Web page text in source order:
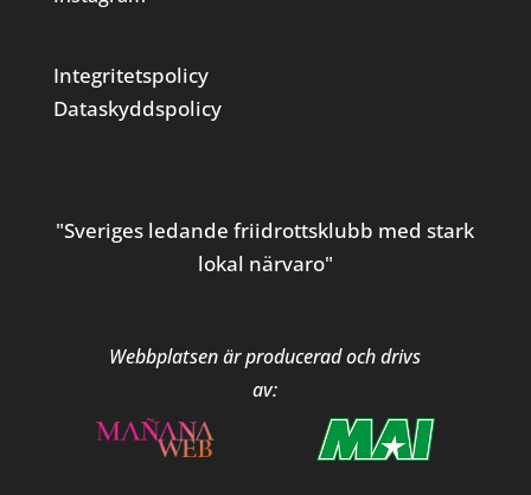
Integritetspolicy
Dataskyddspolicy
"Sveriges ledande friidrottsklubb med stark
lokal närvaro"
Webbplatsen är producerad och drivs
av: